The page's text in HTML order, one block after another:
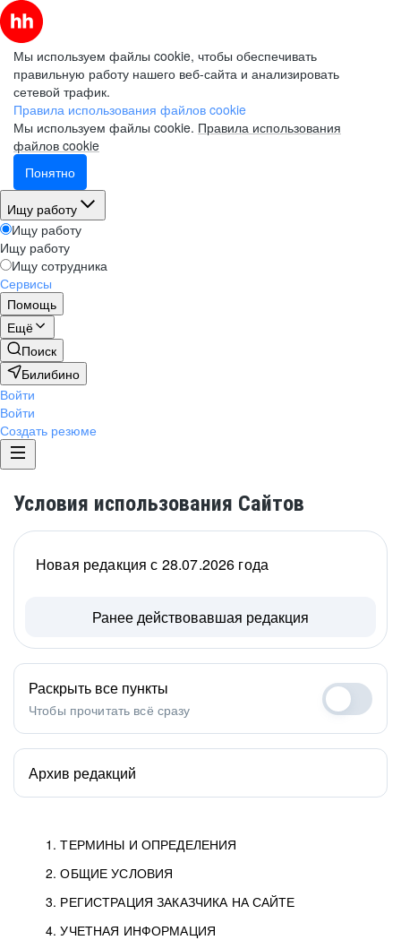
Мы используем файлы cookie, чтобы обеспечивать
правильную работу нашего веб-сайта и анализировать
сетевой трафик.
Правила использования файлов cookie
Мы используем файлы cookie. Правила использования
файлов cookie
Понятно
Ищу работу
Ищу работу
Ищу работу
Ищу сотрудника
Сервисы
Помощь
Ещё
Поиск
Билибино
Войти
Войти
Создать резюме
Условия использования Сайтов
1. ТЕРМИНЫ И ОПРЕДЕЛЕНИЯ
2. ОБЩИЕ УСЛОВИЯ
3. РЕГИСТРАЦИЯ ЗАКАЗЧИКА НА САЙТЕ
4. УЧЕТНАЯ ИНФОРМАЦИЯ
Новая редакция с 28.07.2026 года
Ранее действовавшая редакция
Раскрыть все пункты
Чтобы прочитать всё сразу
Архив редакций